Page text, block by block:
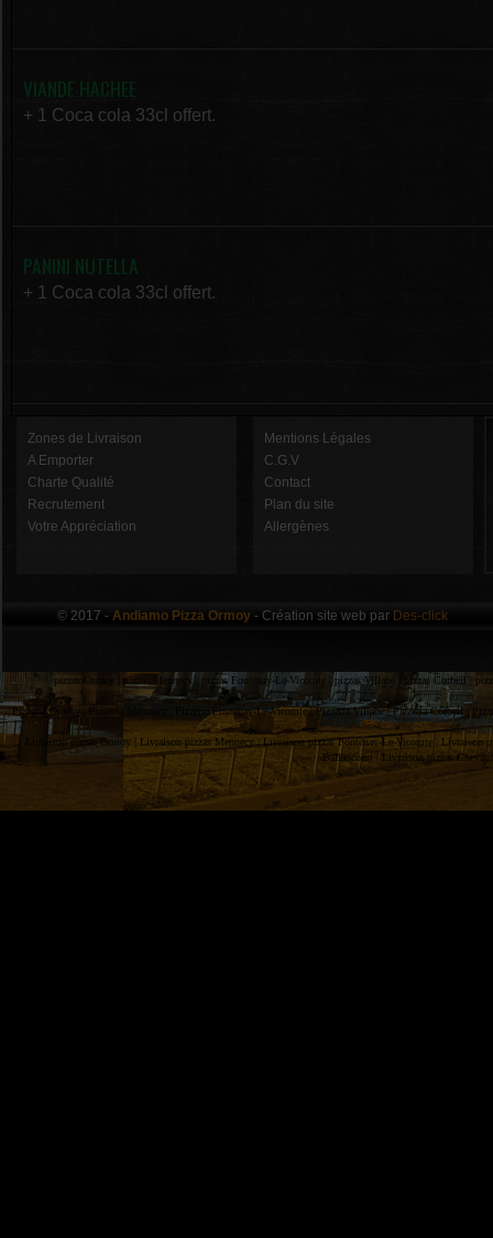
VIANDE HACHEE
+ 1 Coca cola 33cl offert.
PANINI NUTELLA
+ 1 Coca cola 33cl offert.
Zones de Livraison
A Emporter
Charte Qualité
Recrutement
Votre Appréciation
Mentions Légales
C.G.V
Contact
Plan du site
Allergènes
© 2017 - Andiamo Pizza Ormoy - Création site web par Des-click
pizzas Ormoy | pizzas Mennecy | pizzas Fontenay-Le-Vicomte | pizzas Villabe | pizzas Corbeil |
Pizzeria Ormoy | Pizzeria Mennecy | Pizzeria Fontenay-Le-Vicomte |Pizzeria Villabe |Pizzeria Corbeil |
Livraison pizzas Ormoy | Livraison pizzas Mennecy |Livraison pizzas Fontenay-Le-Vicomte | Livraison
Ballancourt | Livraison pizzas